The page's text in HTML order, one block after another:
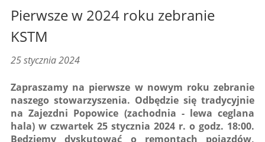
Pierwsze w 2024 roku zebranie
KSTM
25 stycznia 2024
Zapraszamy na pierwsze w nowym roku zebranie
naszego stowarzyszenia. Odbędzie się tradycyjnie
na Zajezdni Popowice (zachodnia - lewa ceglana
hala) w czwartek 25 stycznia 2024 r. o godz. 18:00.
Będziemy dyskutować o remontach pojazdów,